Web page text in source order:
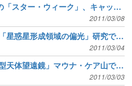
8月1日〜7日の「スター・ウィーク」、キャッチコピー募集中
2011/03/08
福江翼さんが「星惑星形成領域の偏光」研究で井上研究奨励賞受賞
2011/03/04
「次世代超大型天体望遠鏡」マウナ・ケア山での建設、運営許可下りる
2011/03/03